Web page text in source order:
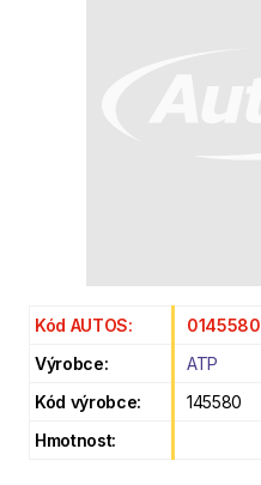
Kód AUTOS:
0145580
Výrobce:
ATP
Kód výrobce:
145580
Hmotnost: